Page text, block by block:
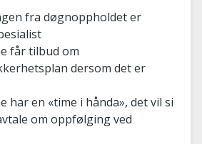
fra døgnoppholdet er
får tilbud om
dersom det er
har en «time i hånda», det vil si
om oppfølging ved